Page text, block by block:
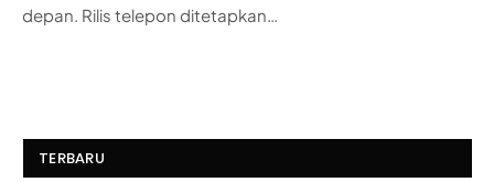
depan. Rilis telepon ditetapkan…
TERBARU